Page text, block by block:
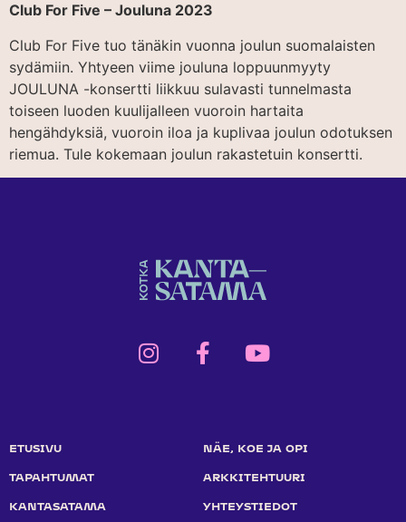
Club For Five – Jouluna 2023
Club For Five tuo tänäkin vuonna joulun suomalaisten
sydämiin. Yhtyeen viime jouluna loppuunmyyty
JOULUNA -konsertti liikkuu sulavasti tunnelmasta
toiseen luoden kuulijalleen vuoroin hartaita
hengähdyksiä, vuoroin iloa ja kuplivaa joulun odotuksen
riemua. Tule kokemaan joulun rakastetuin konsertti.
ETUSIVU NÄE, KOE JA OPI
TAPAHTUMAT ARKKITEHTUURI
KANTASATAMA YHTEYSTIEDOT